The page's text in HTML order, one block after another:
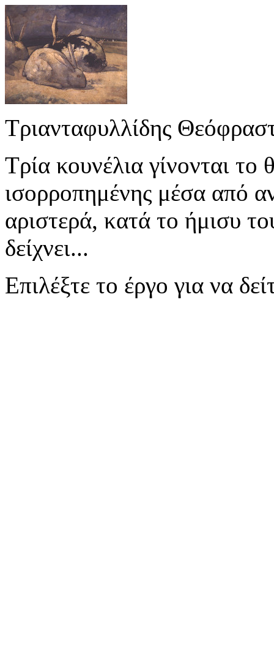
Τριανταφυλλίδης
Τρία κουνέλια γίνονται το
ισορροπημένης μέσα από
αριστερά, κατά το ήμισυ
δείχνει...
Επιλέξτε το έργο για να